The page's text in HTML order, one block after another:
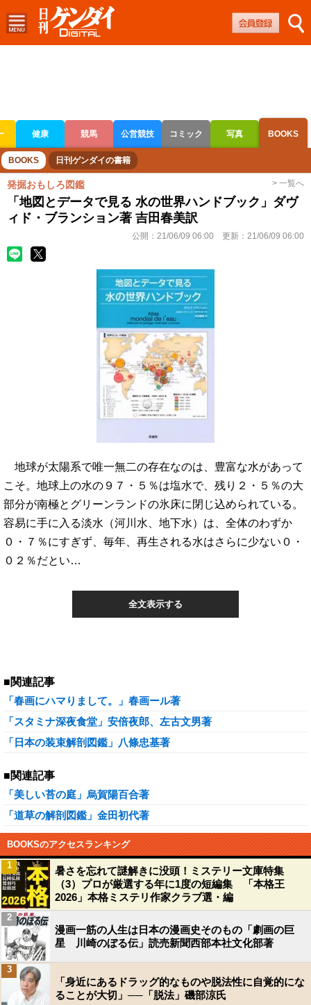
健康 競馬 公営競技 コミック 写真 BOOKS
ボートレース 競輪 オートレース
BOOKS 日刊ゲンダイの書籍
発掘おもしろ図鑑 > 一覧へ
「地図とデータで見る 水の世界ハンドブック」ダヴ
ィド・ブランション著 吉田春美訳
公開： 21/06/09 06:00 更新： 21/06/09 06:00
地球が太陽系で唯一無二の存在なのは、豊富な水があって
こそ。地球上の水の９７・５％は塩水で、残り２・５％の大
部分が南極とグリーンランドの氷床に閉じ込められている。
容易に手に入る淡水（河川水、地下水）は、全体のわずか
０・７％にすぎず、毎年、再生される水はさらに少ない０・
０２％だとい…
全文表示する
■関連記事
「春画にハマりまして。」春画ール著
「スタミナ深夜食堂」安倍夜郎、左古文男著
「日本の装束解剖図鑑」八條忠基著
■関連記事
「美しい苔の庭」烏賀陽百合著
「道草の解剖図鑑」金田初代著
BOOKSのアクセスランキング
暑さを忘れて謎解きに没頭！ミステリー文庫特集
（3）プロが厳選する年に1度の短編集 「本格王
2026」本格ミステリ作家クラブ選・編
1
漫画一筋の人生は日本の漫画史そのもの「劇画の巨
星 川崎のぼる伝」読売新聞西部本社文化部著
2
「身近にあるドラッグ的なものや脱法性に自覚的にな
ることが大切」──「脱法」磯部涼氏
3